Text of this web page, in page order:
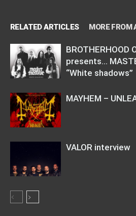
RELATED ARTICLES MORE FROM
BROTHERHOOD
presents…
“White shadows”
MAYHEM –
VALOR interview